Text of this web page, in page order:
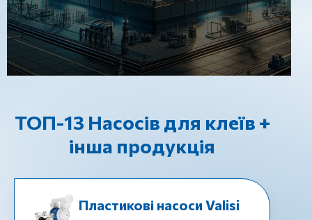
ТОП-13 Насосів для клеїв +
інша продукція
Пластикові насоси Valisi